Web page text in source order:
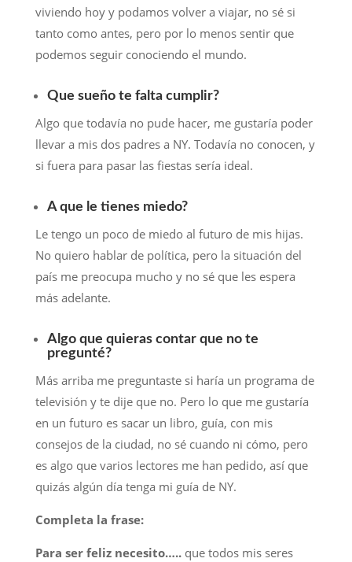
viviendo hoy y podamos volver a viajar, no sé si
tanto como antes, pero por lo menos sentir que
podemos seguir conociendo el mundo.
Que sueño te falta cumplir?
Algo que todavía no pude hacer, me gustaría poder
llevar a mis dos padres a NY. Todavía no conocen, y
si fuera para pasar las fiestas sería ideal.
A que le tienes miedo?
Le tengo un poco de miedo al futuro de mis hijas.
No quiero hablar de política, pero la situación del
país me preocupa mucho y no sé que les espera
más adelante.
Algo que quieras contar que no te
pregunté?
Más arriba me preguntaste si haría un programa de
televisión y te dije que no. Pero lo que me gustaría
en un futuro es sacar un libro, guía, con mis
consejos de la ciudad, no sé cuando ni cómo, pero
es algo que varios lectores me han pedido, así que
quizás algún día tenga mi guía de NY.
Completa la frase:
Para ser feliz necesito….. que todos mis seres